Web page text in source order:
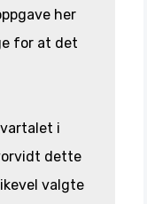
her
for at det
i
dette
valgte